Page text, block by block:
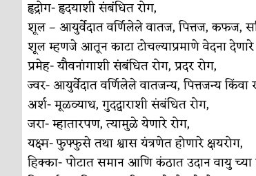
चमकदार चांदी अर्थ-वाणिज्य
आदिवासींचा डॉक्टर, समाजसेवेचा
डेंग्यू: ताप उतरला म्हणजे धोका
४ जुलै – इतिहासात घडलेल्या
सुवर्ण – झळाळी अर्थ-वाणिज्य
‘अर्थ’पूर्ण हास्य अर्थ-वाणिज्य
हृद्रोग- हृदयाशी संबंधित रोग,
शूल – आयुर्वेदात वर्णिलेले वातज, पित्तज, कफज,
शूल म्हणजे आतून काटा टोचल्याप्रमाणे वेदना देणारे
प्रमेह- यौवनांगाशी संबंधित रोग, प्रदर रोग,
ज्वर- आयुर्वेदात वर्णिलेले वातजन्य, पित्तजन्य
अर्श- मूळव्याध, गुदद्वाराशी संबंधित रोग,
जरा- म्हातारपण, त्यामुळे येणारे रोग,
यक्ष्म- फुफ्फुसे तथा श्वास यंत्रणेत होणारे क्षयरोग,
हिक्का- पोटात समान आणि कंठात उदान वायु च्या